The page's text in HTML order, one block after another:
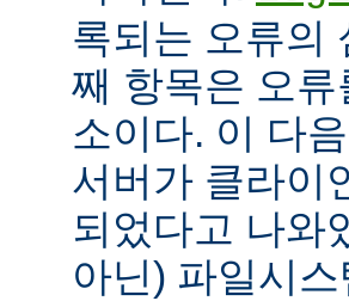
록되는 오류의
째 항목은 오
소이다. 이 다
서버가 클라이
되었다고 나와
아닌) 파일시